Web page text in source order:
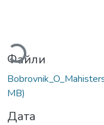
Файли
MB)
Дата